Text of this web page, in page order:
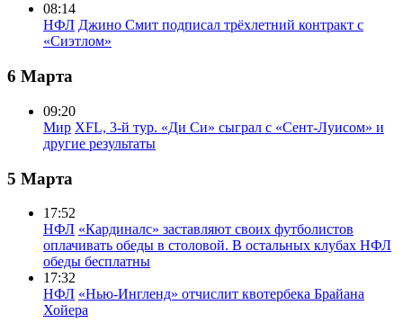
08:14
НФЛ Джино Смит подписал трёхлетний контракт с
«Сиэтлом»
6 Марта
09:20
Мир XFL, 3-й тур. «Ди Си» сыграл с «Сент-Луисом» и
другие результаты
5 Марта
17:52
НФЛ «Кардиналс» заставляют своих футболистов
оплачивать обеды в столовой. В остальных клубах НФЛ
обеды бесплатны
17:32
НФЛ «Нью-Ингленд» отчислит квотербека Брайана
Хойера